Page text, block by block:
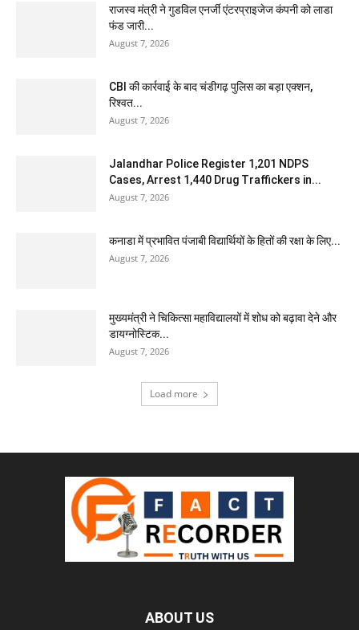
राजस्व मंत्री ने गुडविल एनर्जी एंटरप्राइजेज कंपनी को लाडा
फंड जारी...
August 7, 2026
CBI की कार्रवाई के बाद चंडीगढ़ पुलिस का बड़ा एक्शन,
रिश्वत...
August 7, 2026
Jalandhar Police Register 1,201 NDPS
Cases, Arrest 1,440 Drug Traffickers in...
August 7, 2026
कनाडा में प्रभावित पंजाबी विद्यार्थियों के हितों की रक्षा के लिए...
August 7, 2026
मुख्यमंत्री ने चिकित्सा महाविद्यालयों में शोध को बढ़ावा देने और
डायग्नोस्टिक...
August 7, 2026
Load more
ABOUT US